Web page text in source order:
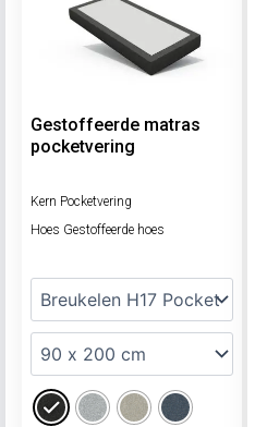
Gestoffeerde matras
pocketvering
Kern Pocketvering
Hoes Gestoffeerde hoes